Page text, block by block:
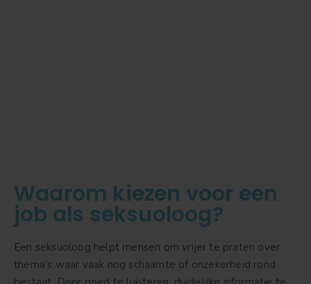
Waarom kiezen voor een
job als seksuoloog?
Een seksuoloog helpt mensen om vrijer te praten over
thema’s waar vaak nog schaamte of onzekerheid rond